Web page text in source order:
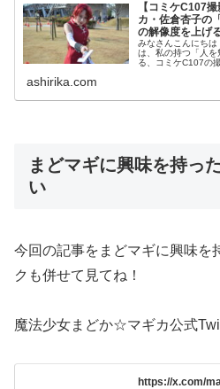
【コミケC107
カ・佐倉杏子の
の解像度を上げ
みなさんこんにちは
は、私の持つ「人
る、コミケC107の撮影レポ
ashirika.com
まどマギに興味を持っ
い
今回の記事をまどマギに興味を
クも併せて見てね！
魔法少女まどか☆マギカ公式
https://x.com/